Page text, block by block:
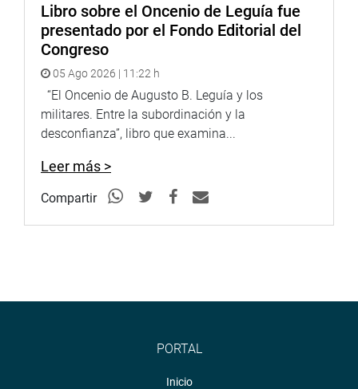
Libro sobre el Oncenio de Leguía fue
presentado por el Fondo Editorial del
Congreso
05 Ago 2026 | 11:22 h
“El Oncenio de Augusto B. Leguía y los
militares. Entre la subordinación y la
desconfianza”, libro que examina...
Leer más >
Compartir
PORTAL
Inicio